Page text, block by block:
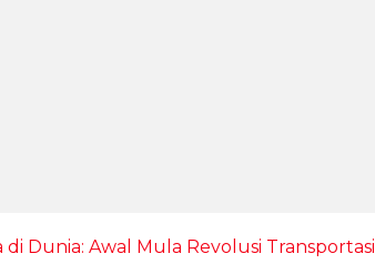
Dunia: Awal Mula Revolusi Transportasi